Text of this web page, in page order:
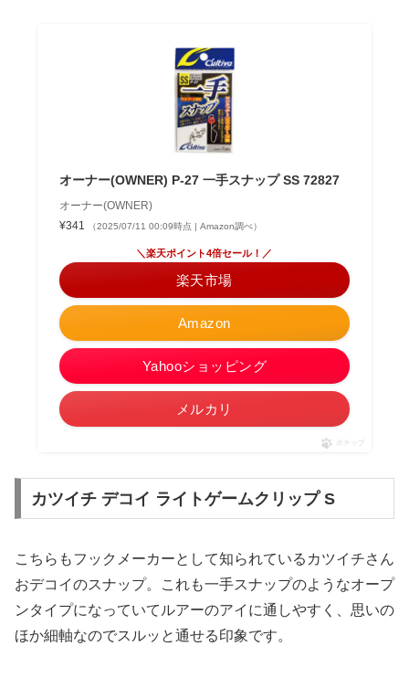
オーナー(OWNER) P-27 一手スナップ SS 72827
オーナー(OWNER)
¥341
（2025/07/11 00:09時点 | Amazon調べ）
Amazon
＼楽天ポイント4倍セール！／
楽天市場
Yahooショッピング
メルカリ
ポチップ
カツイチ デコイ ライトゲームクリップ S
こちらもフックメーカーとして知られているカツイチさん
おデコイのスナップ。これも一手スナップのようなオープ
ンタイプになっていてルアーのアイに通しやすく、思いの
ほか細軸なのでスルッと通せる印象です。